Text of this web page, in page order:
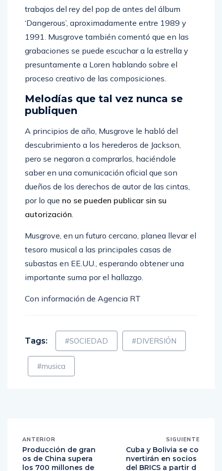
trabajos del rey del pop de antes del álbum
‘Dangerous’, aproximadamente entre 1989 y
1991. Musgrove también comentó que en las
grabaciones se puede escuchar a la estrella y
presuntamente a Loren hablando sobre el
proceso creativo de las composiciones.
Melodías que tal vez nunca se
publiquen
A principios de año, Musgrove le habló del
descubrimiento a los herederos de Jackson,
pero se negaron a comprarlos, haciéndole
saber en una comunicación oficial que son
dueños de los derechos de autor de las cintas,
por lo que no se pueden publicar sin su
autorización.
Musgrove, en un futuro cercano, planea llevar el
tesoro musical a las principales casas de
subastas en EE.UU., esperando obtener una
importante suma por el hallazgo.
Con información de Agencia RT
Tags: #SOCIEDAD #DIVERSIÓN
#musica
ANTERIOR
Producción de gran
os de China supera
los 700 millones de
SIGUIENTE
Cuba y Bolivia se co
nvertirán en socios
del BRICS a partir d